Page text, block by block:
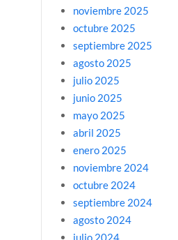
noviembre 2025
octubre 2025
septiembre 2025
agosto 2025
julio 2025
junio 2025
mayo 2025
abril 2025
enero 2025
noviembre 2024
octubre 2024
septiembre 2024
agosto 2024
julio 2024